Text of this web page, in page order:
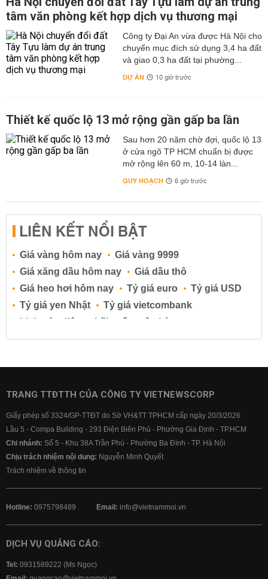
tâm văn phòng kết hợp dịch vụ thương mại
Công ty Đại An vừa được Hà Nội cho
chuyển mục đích sử dụng 3,4 ha đất
và giao 0,3 ha đất tại phường...
DỰ ÁN 10 giờ trước
Thiết kế quốc lộ 13 mở rộng gần gấp ba lần
Sau hơn 20 năm chờ đợi, quốc lộ 13
ở cửa ngõ TP HCM chuẩn bị được
mở rộng lên 60 m, 10-14 làn...
QUY HOẠCH 6 giờ trước
LIÊN KẾT NỔI BẬT
Giá vàng hôm nay
Giá vàng 9999
Giá xăng dầu hôm nay
Giá dầu thô
Giá heo hơi hôm nay
Tỷ giá euro
Tỷ giá USD
Tỷ giá yen Nhật
Tỷ giá vietcombank
Lịch cúp điện
Lãi suất ngân hàng
Lãi suất tiết kiệm
Lãi suất tiền gửi
Lãi suất ngân hàng BIDV
Lãi suất ngân hàng Vietcombank
TRANG TTĐTTH CỦA CÔNG TY VIETNEWSCORP
Giấy phép số 3324/GP-TTĐT do Sở VH&TT TPHCM cấp ngày 20/3/2026
Lầu 5 - Compa Building - 293 Điện Biên Phủ - Phường Gia Định - TP.HCM
Chi nhánh: Số 5 - Khu 38A Trần Phú - Phường Ba Đình - TP. Hà Nội
Chịu trách nhiệm nội dung: Nguyễn Minh Quyết
Trách nhiệm về thông tin
Hotline: 0975798489 Email: info@vietnammoi.vn
DỊCH VỤ QUẢNG CÁO:
Tel: 0931589222 (Ms Ngọc)